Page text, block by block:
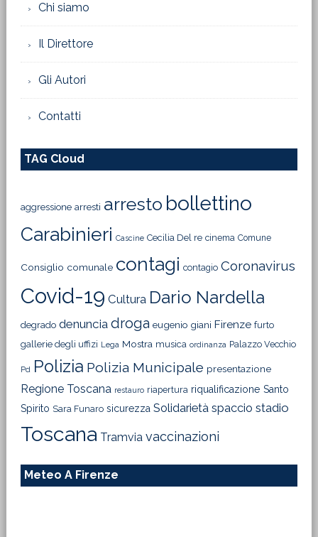
Chi siamo
Il Direttore
Gli Autori
Contatti
TAG Cloud
aggressione arresti arresto bollettino
Carabinieri Cascine Cecilia Del re cinema Comune
Consiglio comunale contagi contagio Coronavirus
Covid-19 Cultura Dario Nardella
degrado denuncia droga eugenio giani Firenze furto
gallerie degli uffizi Lega Mostra musica ordinanza Palazzo Vecchio
Pd Polizia Polizia Municipale presentazione
Regione Toscana restauro riapertura riqualificazione Santo
Spirito Sara Funaro sicurezza Solidarietà spaccio stadio
Toscana Tramvia vaccinazioni
Meteo A Firenze